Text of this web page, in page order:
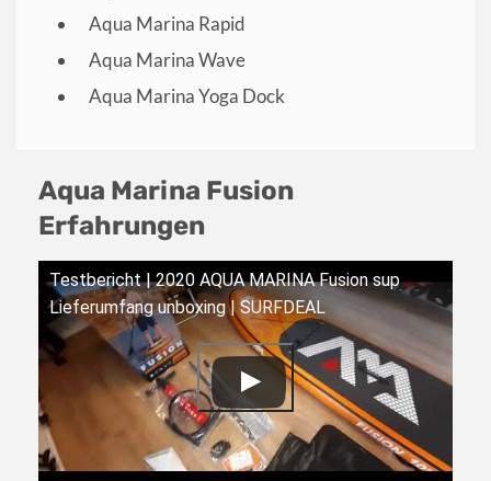
Aqua Marina Rapid
Aqua Marina Wave
Aqua Marina Yoga Dock
Aqua Marina Fusion
Erfahrungen
Testbericht | 2020 AQUA MARINA Fusion sup
Lieferumfang unboxing | SURFDEAL